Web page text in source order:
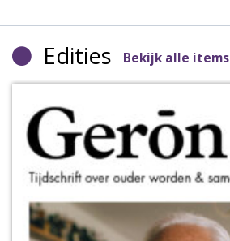
Edities Bekijk alle items